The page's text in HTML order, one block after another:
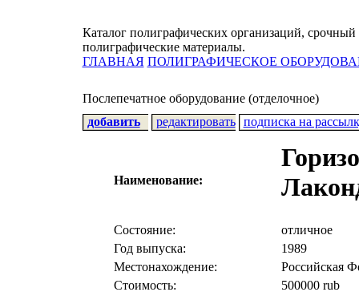
Каталог полиграфических организаций,
полиграфические материалы.
ГЛАВНАЯ ПОЛИГРАФИЧЕСКОЕ
Послепечатное оборудование (отделочное)
добавить
редактировать подписка на
Наименование:
Состояние:
отличное
Год выпуска:
1989
Местонахождение:
Российская
Стоимость:
500000 rub